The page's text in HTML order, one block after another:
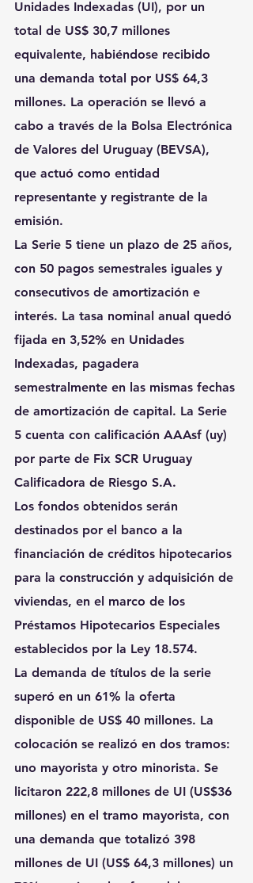
Unidades Indexadas (UI), por un
total de US$ 30,7 millones
equivalente, habiéndose recibido
una demanda total por US$ 64,3
millones. La operación se llevó a
cabo a través de la Bolsa Electrónica
de Valores del Uruguay (BEVSA),
que actuó como entidad
representante y registrante de la
emisión.
La Serie 5 tiene un plazo de 25 años,
con 50 pagos semestrales iguales y
consecutivos de amortización e
interés. La tasa nominal anual quedó
fijada en 3,52% en Unidades
Indexadas, pagadera
semestralmente en las mismas fechas
de amortización de capital. La Serie
5 cuenta con calificación AAAsf (uy)
por parte de Fix SCR Uruguay
Calificadora de Riesgo S.A.
Los fondos obtenidos serán
destinados por el banco a la
financiación de créditos hipotecarios
para la construcción y adquisición de
viviendas, en el marco de los
Préstamos Hipotecarios Especiales
establecidos por la Ley 18.574.
La demanda de títulos de la serie
superó en un 61% la oferta
disponible de US$ 40 millones. La
colocación se realizó en dos tramos:
uno mayorista y otro minorista. Se
licitaron 222,8 millones de UI (US$36
millones) en el tramo mayorista, con
una demanda que totalizó 398
millones de UI (US$ 64,3 millones) un